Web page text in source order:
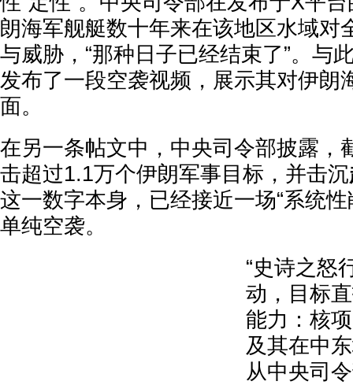
朗海军舰艇数十年来在该地区水域对
与威胁，“那种日子已经结束了”。与
发布了一段空袭视频，展示其对伊朗
面。
在另一条帖文中，中央司令部披露，
击超过1.1万个伊朗军事目标，并击沉
这一数字本身，已经接近一场“系统
单纯空袭。
“史诗之怒
动，目标
能力：核
及其在中
从中央司